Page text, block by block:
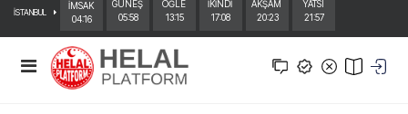
İSTANBUL
İMSAK
04:16
GÜNEŞ
05:58
ÖĞLE
13:15
İKİNDİ
17:08
AKŞAM
20:23
YATSI
21:57